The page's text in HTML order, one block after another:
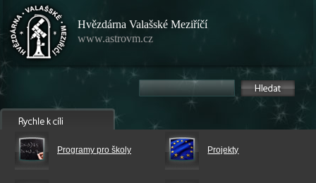
Hvězdárna Valašské Meziříčí
www.astrovm.cz
Programy pro školy Projekty